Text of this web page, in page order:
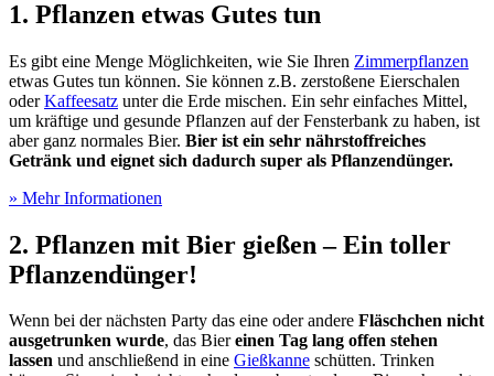
1. Pflanzen etwas Gutes tun
Es gibt eine Menge Möglichkeiten, wie Sie Ihren Zimmerpflanzen
etwas Gutes tun können. Sie können z.B. zerstoßene Eierschalen
oderKaffeesatz unter die Erde mischen. Ein sehr einfaches Mittel,
um kräftige und gesunde Pflanzen auf der Fensterbank zu haben, ist
aber ganz normales Bier. Bier ist ein sehr nährstoffreiches
Getränk und eignet sich dadurch super als Pflanzendünger.
» Mehr Informationen
2. Pflanzen mit Bier gießen – Ein toller
Pflanzendünger!
Wenn bei der nächsten Party das eine oder andere Fläschchen nicht
ausgetrunken wurde, das Biereinen Tag lang offen stehen
lassen und anschließend in eine Gießkanne schütten. Trinken